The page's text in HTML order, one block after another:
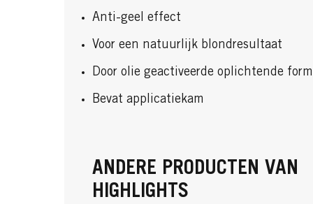
Anti-geel effect
Voor een natuurlijk blondresultaat
Door olie geactiveerde oplichtende
Bevat applicatiekam
ANDERE PRODUCTEN VAN
HIGHLIGHTS